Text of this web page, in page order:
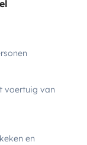
voertuig van
en